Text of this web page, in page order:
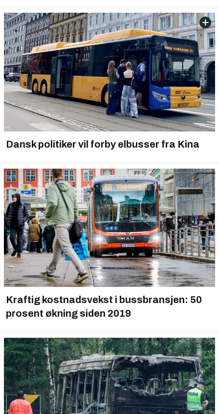
Dansk politiker vil forby elbusser fra Kina
Kraftig kostnadsvekst i bussbransjen: 50
prosent økning siden 2019